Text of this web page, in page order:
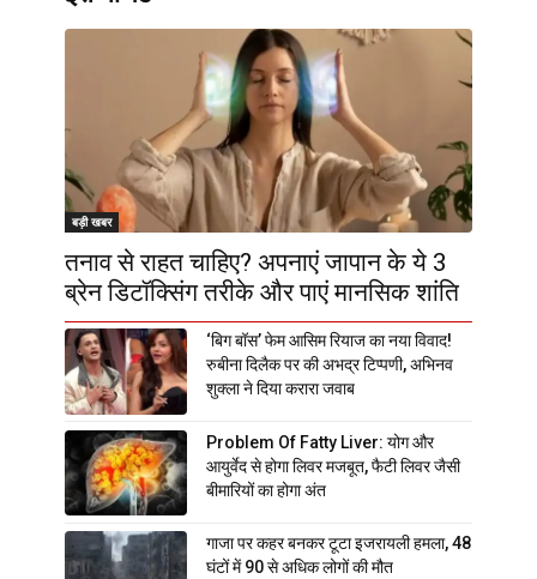
बड़ी खबर
तनाव से राहत चाहिए? अपनाएं जापान के ये 3
ब्रेन डिटॉक्सिंग तरीके और पाएं मानसिक शांति
‘बिग बॉस’ फेम आसिम रियाज का नया विवाद!
रुबीना दिलैक पर की अभद्र टिप्पणी, अभिनव
शुक्ला ने दिया करारा जवाब
Problem Of Fatty Liver: योग और
आयुर्वेद से होगा लिवर मजबूत, फैटी लिवर जैसी
बीमारियों का होगा अंत
गाजा पर कहर बनकर टूटा इजरायली हमला, 48
घंटों में 90 से अधिक लोगों की मौत